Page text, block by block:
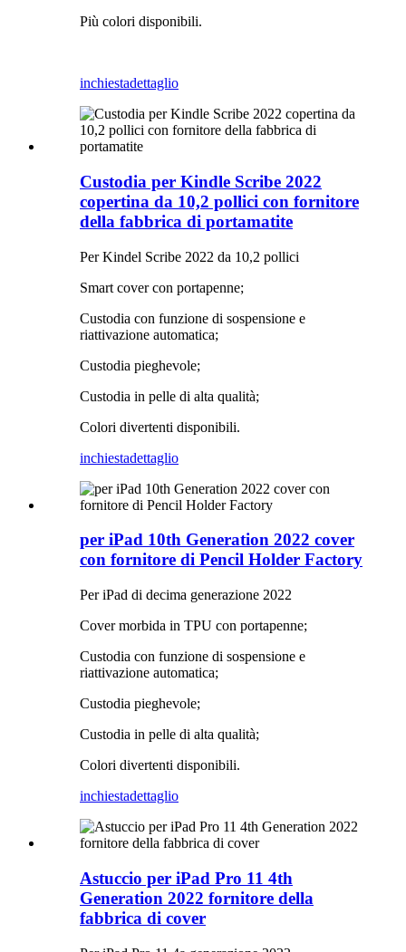
Più colori disponibili.
inchiestadettaglio
Custodia per Kindle Scribe 2022
copertina da 10,2 pollici con fornitore
della fabbrica di portamatite
Per Kindel Scribe 2022 da 10,2 pollici
Smart cover con portapenne;
Custodia con funzione di sospensione e
riattivazione automatica;
Custodia pieghevole;
Custodia in pelle di alta qualità;
Colori divertenti disponibili.
inchiestadettaglio
per iPad 10th Generation 2022 cover
con fornitore di Pencil Holder Factory
Per iPad di decima generazione 2022
Cover morbida in TPU con portapenne;
Custodia con funzione di sospensione e
riattivazione automatica;
Custodia pieghevole;
Custodia in pelle di alta qualità;
Colori divertenti disponibili.
inchiestadettaglio
Astuccio per iPad Pro 11 4th
Generation 2022 fornitore della
fabbrica di cover